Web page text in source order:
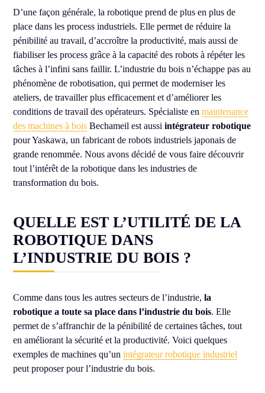
D’une façon générale, la robotique prend de plus en plus de
place dans les process industriels. Elle permet de réduire la
pénibilité au travail, d’accroître la productivité, mais aussi de
fiabiliser les process grâce à la capacité des robots à répéter les
tâches à l’infini sans faillir. L’industrie du bois n’échappe pas au
phénomène de robotisation, qui permet de moderniser les
ateliers, de travailler plus efficacement et d’améliorer les
conditions de travail des opérateurs. Spécialiste enmaintenance
des machines à bois Bechameil est aussiintégrateur robotique
pour Yaskawa, un fabricant de robots industriels japonais de
grande renommée. Nous avons décidé de vous faire découvrir
tout l’intérêt de la robotique dans les industries de
transformation du bois.
QUELLE EST L’UTILITÉ DE LA
ROBOTIQUE DANS
L’INDUSTRIE DU BOIS ?
Comme dans tous les autres secteurs de l’industrie,la
robotique a toute sa place dans l’industrie du bois. Elle
permet de s’affranchir de la pénibilité de certaines tâches, tout
en améliorant la sécurité et la productivité. Voici quelques
exemples de machines qu’unintégrateur robotique industriel
peut proposer pour l’industrie du bois.